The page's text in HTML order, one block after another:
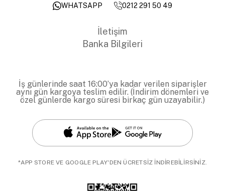
WHATSAPP
0212 291 50 49
İletişim
Banka Bilgileri
İş günlerinde saat 16:00’ya kadar verilen siparişler
aynı gün kargoya teslim edilir. (İndirim dönemleri ve
özel günlerde kargo süresi birkaç gün uzayabilir.)
*APP STORE VE GOOGLE PLAY'DEN ÜCRETSİZ İNDİREBİLİRSİNİZ.